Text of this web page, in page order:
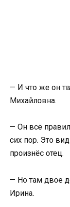
— И что же он
Михайловна.
— Он всё
сих пор. Это
произнёс отец.
— Но там двое
Ирина.